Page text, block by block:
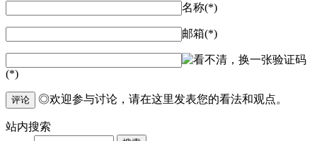
名称(*)
邮箱(*)
验证码
(*)
评论 ◎欢迎参与讨论，请在这里发表您的看法和观点。
站内搜索